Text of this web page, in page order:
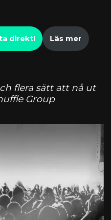
direkt! Läs mer
flera sätt att nå ut
Group